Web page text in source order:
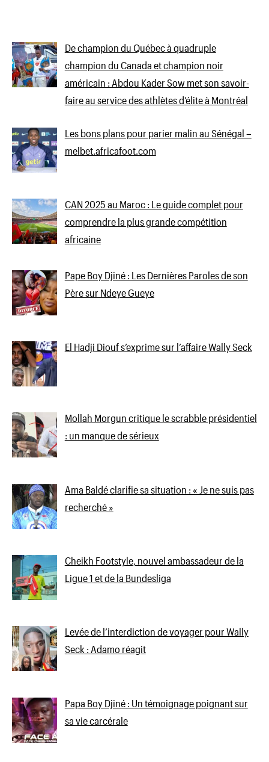
De champion du Québec à quadruple
champion du Canada et champion noir
américain : Abdou Kader Sow met son savoir-
faire au service des athlètes d’élite à Montréal
Les bons plans pour parier malin au Sénégal –
melbet.africafoot.com
CAN 2025 au Maroc : Le guide complet pour
comprendre la plus grande compétition
africaine
Pape Boy Djiné : Les Dernières Paroles de son
Père sur Ndeye Gueye
El Hadji Diouf s’exprime sur l’affaire Wally Seck
Mollah Morgun critique le scrabble présidentiel
: un manque de sérieux
Ama Baldé clarifie sa situation : « Je ne suis pas
recherché »
Cheikh Footstyle, nouvel ambassadeur de la
Ligue 1 et de la Bundesliga
Levée de l’interdiction de voyager pour Wally
Seck : Adamo réagit
Papa Boy Djiné : Un témoignage poignant sur
sa vie carcérale